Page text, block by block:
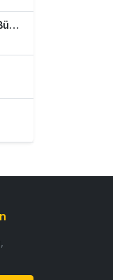
GD Gazi Danışmanlık Özel İstihdam Bürosu Ltd.Şti.